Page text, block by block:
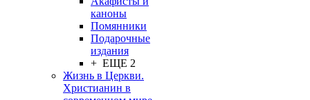
каноны
Помянники
Подарочные
издания
+ ЕЩЕ 2
Жизнь в Церкви.
Христианин в